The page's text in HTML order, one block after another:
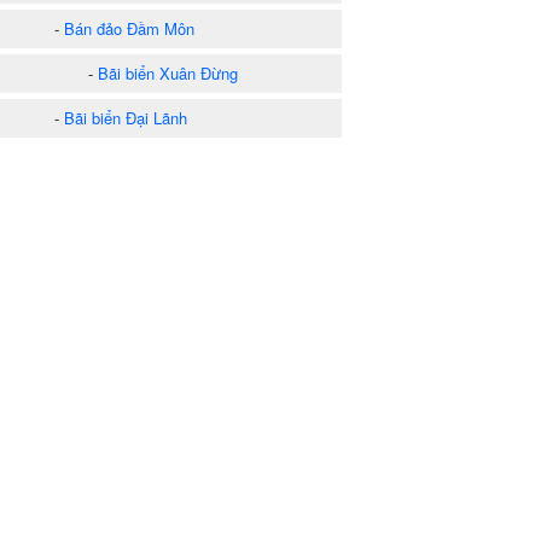
Bán đảo Đầm Môn
Bãi biển Xuân Đừng
Bãi biển Đại Lãnh